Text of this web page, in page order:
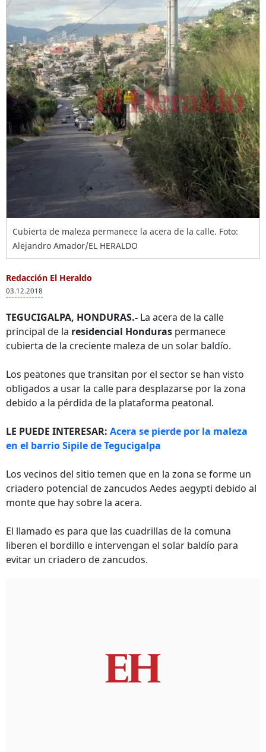
Cubierta de maleza permanece la acera de la calle. Foto:
Alejandro Amador/EL HERALDO
Redacción El Heraldo
03.12.2018
TEGUCIGALPA, HONDURAS.- La acera de la calle
principal de la residencial Honduras permanece
cubierta de la creciente maleza de un solar baldío.
Los peatones que transitan por el sector se han visto
obligados a usar la calle para desplazarse por la zona
debido a la pérdida de la plataforma peatonal.
LE PUEDE INTERESAR: Acera se pierde por la maleza
en el barrio Sipile de Tegucigalpa
Los vecinos del sitio temen que en la zona se forme un
criadero potencial de zancudos Aedes aegypti debido al
monte que hay sobre la acera.
El llamado es para que las cuadrillas de la comuna
liberen el bordillo e intervengan el solar baldío para
evitar un criadero de zancudos.